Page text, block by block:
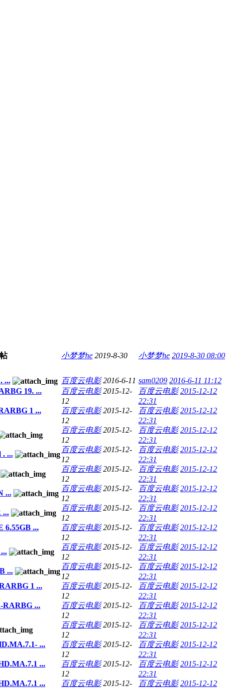
小梦梦he 2019-8-30 小梦梦he 2019-8-30 08:00
... 百度云电影 2016-6-11 sam0209 2016-6-11 11:12
19. ...
百度云电影 2015-12-
12
百度云电影 2015-12-12
22:31
1 ...
百度云电影 2015-12-
12
百度云电影 2015-12-12
22:31
百度云电影 2015-12-
12
百度云电影 2015-12-12
22:31
. ...
百度云电影 2015-12-
12
百度云电影 2015-12-12
22:31
百度云电影 2015-12-
12
百度云电影 2015-12-12
22:31
...
百度云电影 2015-12-
12
百度云电影 2015-12-12
22:31
...
百度云电影 2015-12-
12
百度云电影 2015-12-12
22:31
6.55GB ...
百度云电影 2015-12-
12
百度云电影 2015-12-12
22:31
百度云电影 2015-12-
12
百度云电影 2015-12-12
22:31
...
百度云电影 2015-12-
12
百度云电影 2015-12-12
22:31
1 ...
百度云电影 2015-12-
12
百度云电影 2015-12-12
22:31
RARBG ...
百度云电影 2015-12-
12
百度云电影 2015-12-12
22:31
百度云电影 2015-12-
12
百度云电影 2015-12-12
22:31
...
百度云电影 2015-12-
12
百度云电影 2015-12-12
22:31
...
百度云电影 2015-12-
12
百度云电影 2015-12-12
22:31
...
百度云电影 2015-12-
百度云电影 2015-12-12